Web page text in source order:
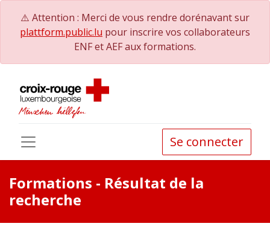
⚠️ Attention : Merci de vous rendre dorénavant sur
plattform.public.lu pour inscrire vos collaborateurs
ENF et AEF aux formations.
Se connecter
Formations - Résultat de la
recherche